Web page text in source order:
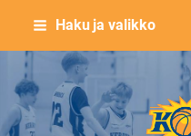
Siirry
sisältöön
Haku ja valikko